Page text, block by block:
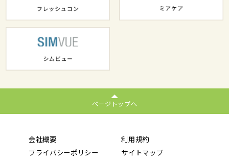
ページトップへ
会社概要
利用規約
プライバシーポリシー
サイトマップ